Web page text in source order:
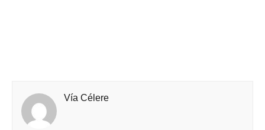
Vía Célere